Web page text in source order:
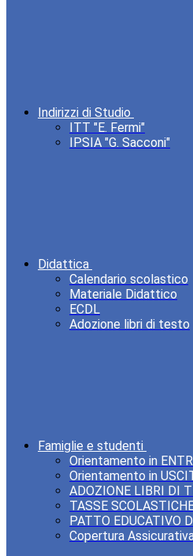
Indirizzi di Studio
ITT "E. Fermi"
IPSIA "G. Sacconi"
Didattica
Calendario scolastico
Materiale Didattico
ECDL
Adozione libri di testo
Famiglie e studenti
Orientamento in
Orientamento in
ADOZIONE LIBRI DI
TASSE
PATTO EDUCATIVO
Copertura